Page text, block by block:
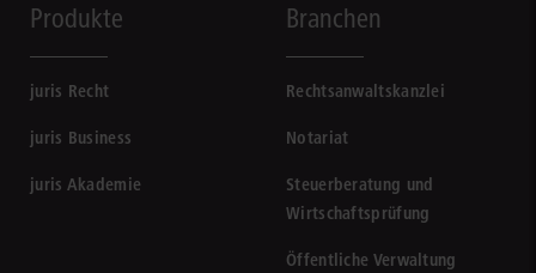
Produkte
juris Recht
juris Business
juris Akademie
Branchen
Rechtsanwaltskanzlei
Notariat
Steuerberatung und
Wirtschaftsprüfung
Öffentliche Verwaltung